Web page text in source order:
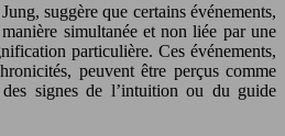
suggère que certains événements,
simultanée et non liée par une
particulière. Ces événements,
peuvent être perçus comme
des signes de l’intuition ou du guide